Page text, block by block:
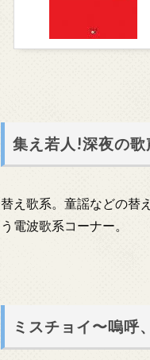
集え若人!深夜の歌
替え歌系。童謡などの替
う電波歌系コーナー。
ミスチョイ〜嗚呼